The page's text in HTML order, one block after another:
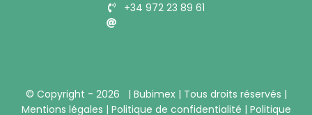
+34 972 23 89 61
© Copyright - 2026 | Bubimex | Tous droits réservés |
Mentions légales | Politique de confidentialité | Politique